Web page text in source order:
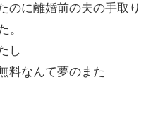
のに離婚前の夫の手取り
。
し
料なんて夢のまた